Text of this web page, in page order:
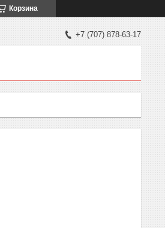
Корзина
+7 (707) 878-63-17